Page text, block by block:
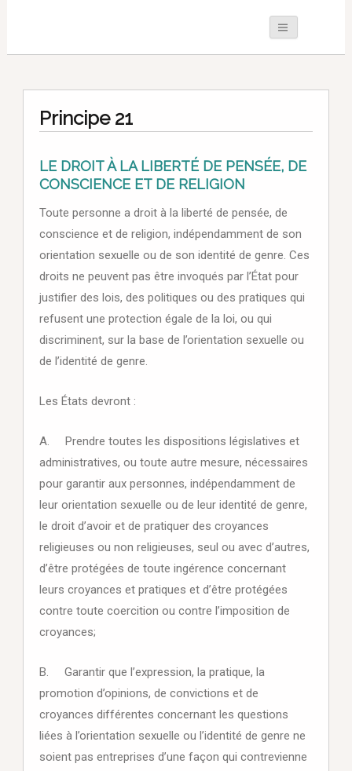
Principe 21
LE DROIT À LA LIBERTÉ DE PENSÉE, DE
CONSCIENCE ET DE RELIGION
Toute personne a droit à la liberté de pensée, de
conscience et de religion, indépendamment de son
orientation sexuelle ou de son identité de genre. Ces
droits ne peuvent pas être invoqués par l’État pour
justifier des lois, des politiques ou des pratiques qui
refusent une protection égale de la loi, ou qui
discriminent, sur la base de l’orientation sexuelle ou
de l’identité de genre.
Les États devront :
A. Prendre toutes les dispositions législatives et
administratives, ou toute autre mesure, nécessaires
pour garantir aux personnes, indépendamment de
leur orientation sexuelle ou de leur identité de genre,
le droit d’avoir et de pratiquer des croyances
religieuses ou non religieuses, seul ou avec d’autres,
d’être protégées de toute ingérence concernant
leurs croyances et pratiques et d’être protégées
contre toute coercition ou contre l’imposition de
croyances;
B. Garantir que l’expression, la pratique, la
promotion d’opinions, de convictions et de
croyances différentes concernant les questions
liées à l’orientation sexuelle ou l’identité de genre ne
soient pas entreprises d’une façon qui contrevienne